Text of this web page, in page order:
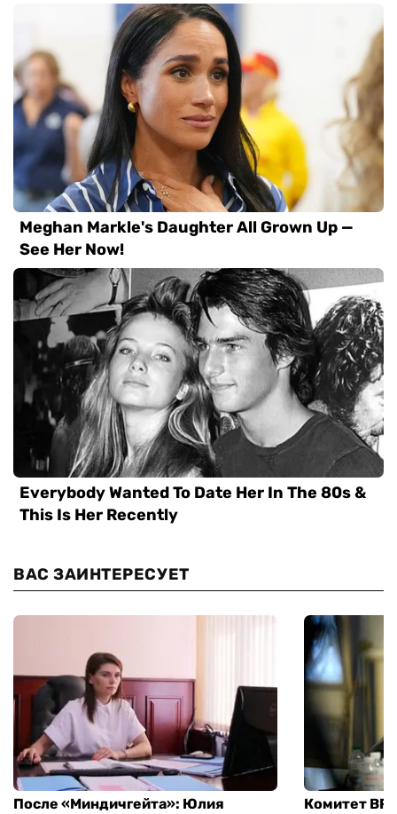
ВАС ЗАИНТЕРЕСУЕТ
После «Миндичгейта»: Юлия
Комитет ВР